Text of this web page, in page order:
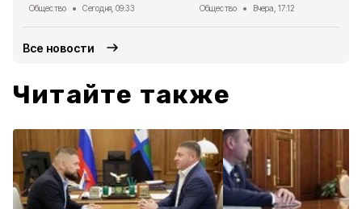
Общество Сегодня, 09:33 Общество Вчера, 17:12
Все новости
Читайте также